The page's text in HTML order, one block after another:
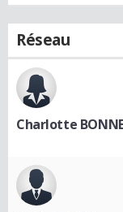
Réseau
Charlotte